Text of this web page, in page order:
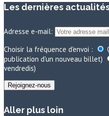
Les dernières
Adresse e-mail:
Choisir la fréquence d'envoi :
publication d'un nouveau billet)
vendredis)
Aller plus loin